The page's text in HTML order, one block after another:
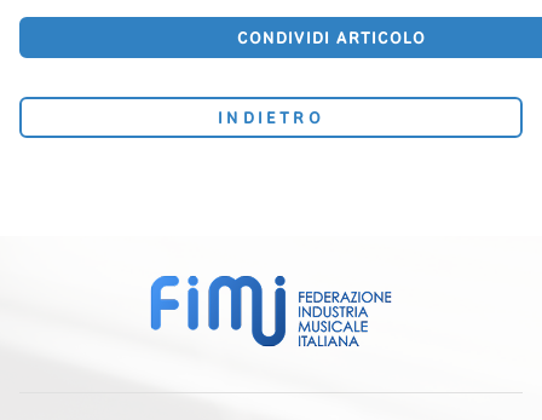
CONDIVIDI ARTICOLO
INDIETRO